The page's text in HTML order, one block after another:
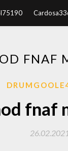
FNAF
fnaf
26.02.2021